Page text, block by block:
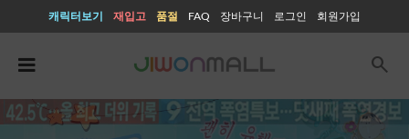
캐릭터보기 재입고 품절 FAQ 장바구니 로그인 회원가입
search